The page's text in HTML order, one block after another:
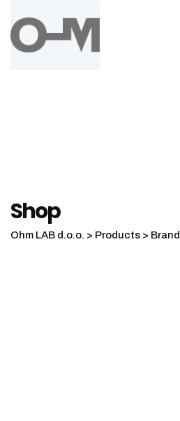
content
Shop
Ohm LAB d.o.o. > Products > Brand